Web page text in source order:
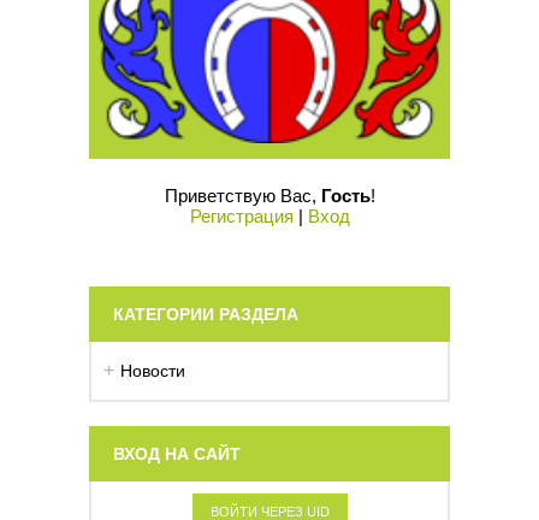
Приветствую Вас, Гость!
Регистрация | Вход
КАТЕГОРИИ РАЗДЕЛА
Новости
ВХОД НА САЙТ
ВОЙТИ ЧЕРЕЗ UID